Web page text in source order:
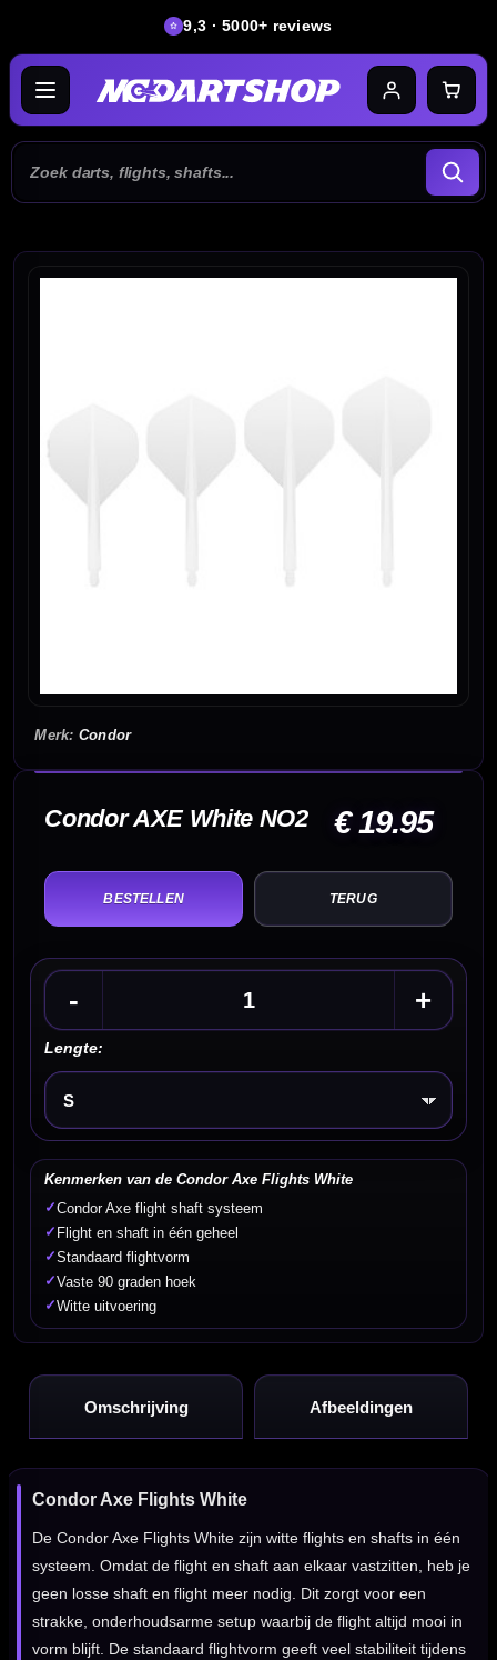
9,3 · 5000+ reviews
Condor
Condor AXE White NO2 € 19.95
TERUG
- +
Lengte:
Kies een optie
Kenmerken van de Condor Axe Flights White
✓Condor Axe flight shaft systeem
✓ Flight en shaft in één geheel
✓Standaard flightvorm
✓Vaste 90 graden hoek
✓Witte uitvoering
Omschrijving Afbeeldingen
Condor Axe Flights White
De Condor Axe Flights White zijn witte flights en shafts in één
systeem. Omdat de flight en shaft aan elkaar vastzitten, heb je
geen losse shaft en flight meer nodig. Dit zorgt voor een
strakke, onderhoudsarme setup waarbij de flight altijd mooi in
vorm blijft. De standaard flightvorm geeft veel stabiliteit tijdens